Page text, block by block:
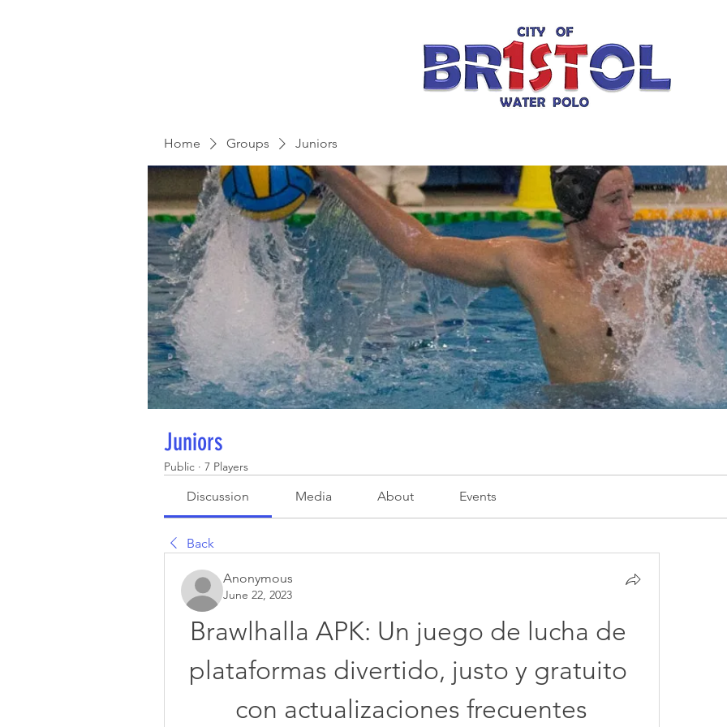
Home Groups Juniors
Juniors
Public · 7 Players
Discussion Media About Events
Back
Anonymous
June 22, 2023
Brawlhalla APK: Un juego de lucha de
plataformas divertido, justo y gratuito
con actualizaciones frecuentes